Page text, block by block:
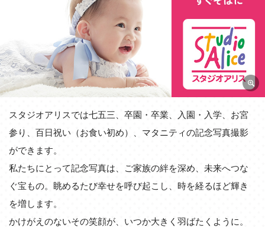
スタジオアリスでは七五三、卒園・卒業、入園・入学、お宮
参り、百日祝い（お食い初め）、マタニティの記念写真撮影
ができます。
私たちにとって記念写真は、ご家族の絆を深め、未来へつな
ぐ宝もの。眺めるたび幸せを呼び起こし、時を経るほど輝き
を増します。
かけがえのないその笑顔が、いつか大きく羽ばたくように。